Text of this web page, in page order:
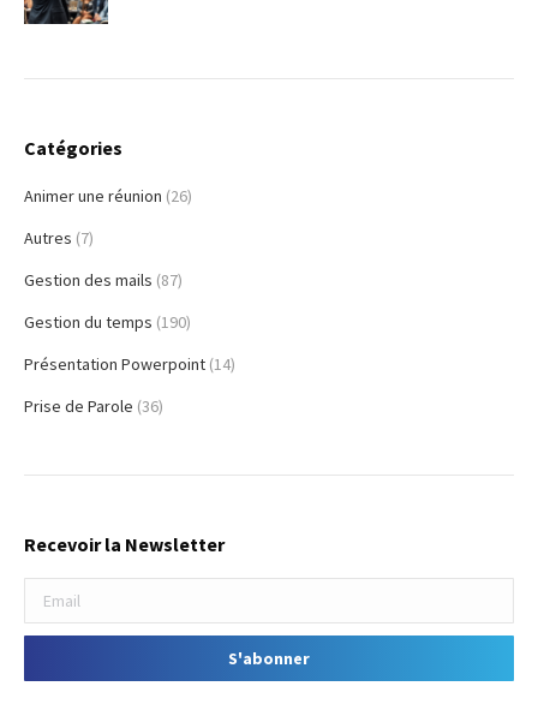
Catégories
Animer une réunion (26)
Autres (7)
Gestion des mails (87)
Gestion du temps (190)
Présentation Powerpoint (14)
Prise de Parole (36)
Recevoir la Newsletter